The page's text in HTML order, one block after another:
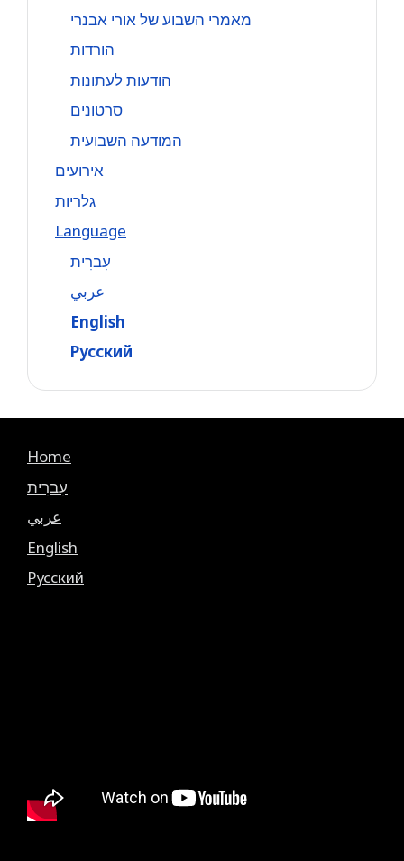
מאמרי השבוע של אורי אבנרי
הורדות
הודעות לעתונות
סרטונים
המודעה השבועית
אירועים
גלריות
Language
עִברִית
عربي
English
Русский
Home
עִברִית
عربي
English
Русский